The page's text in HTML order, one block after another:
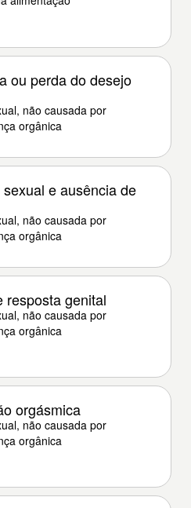
ou perda do desejo
não causada por
orgânica
e ausência de
não causada por
orgânica
resposta genital
não causada por
orgânica
orgásmica
não causada por
orgânica